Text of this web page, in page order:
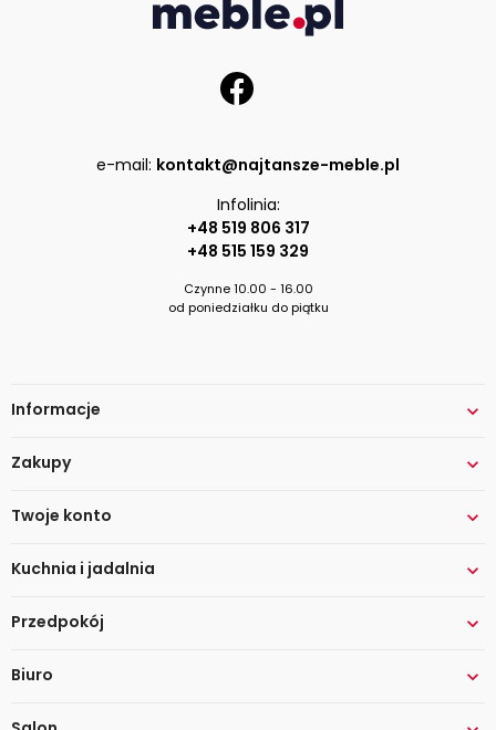
e-mail: kontakt@najtansze-meble.pl
Infolinia:
+48 519 806 317
+48 515 159 329
Czynne 10.00 - 16.00
od poniedziałku do piątku
Informacje 
Zakupy 
Twoje konto 
Kuchnia i jadalnia 
Przedpokój 
Biuro 